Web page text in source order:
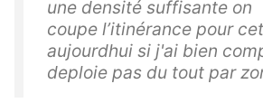
une densité suffisante on
coupe l’itinérance pour
aujourdhui si j'ai bien
deploie pas du tout par